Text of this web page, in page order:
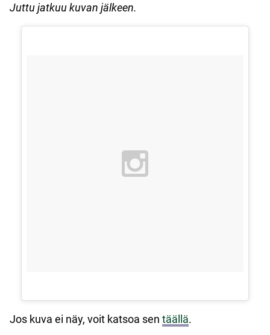
Juttu jatkuu kuvan jälkeen.
Jos kuva ei näy, voit katsoa sen täällä.